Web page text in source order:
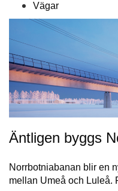
Vägar
Äntligen byggs
Norrbotniabanan blir en
mellan Umeå och Luleå.